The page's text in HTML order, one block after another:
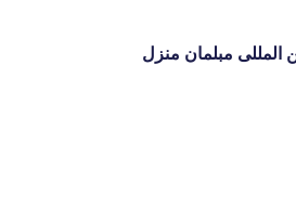
المللی مبلمان منزل